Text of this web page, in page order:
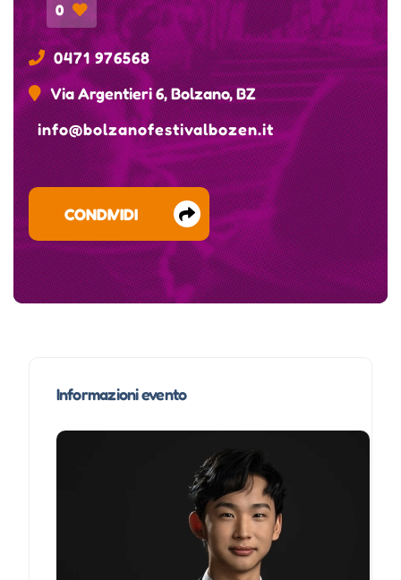
0
0471 976568
Via Argentieri 6, Bolzano, BZ
info@bolzanofestivalbozen.it
CONDIVIDI
Informazioni evento